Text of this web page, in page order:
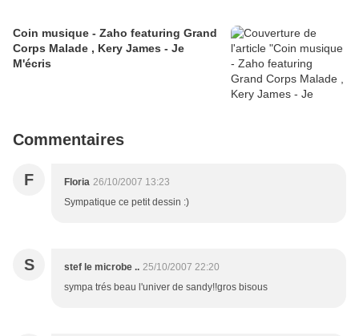
Coin musique - Zaho featuring Grand
Corps Malade , Kery James - Je
M'écris
Commentaires
F Floria 26/10/2007 13:23
Sympatique ce petit dessin :)
S stef le microbe .. 25/10/2007 22:20
sympa trés beau l'univer de sandy!!gros bisous